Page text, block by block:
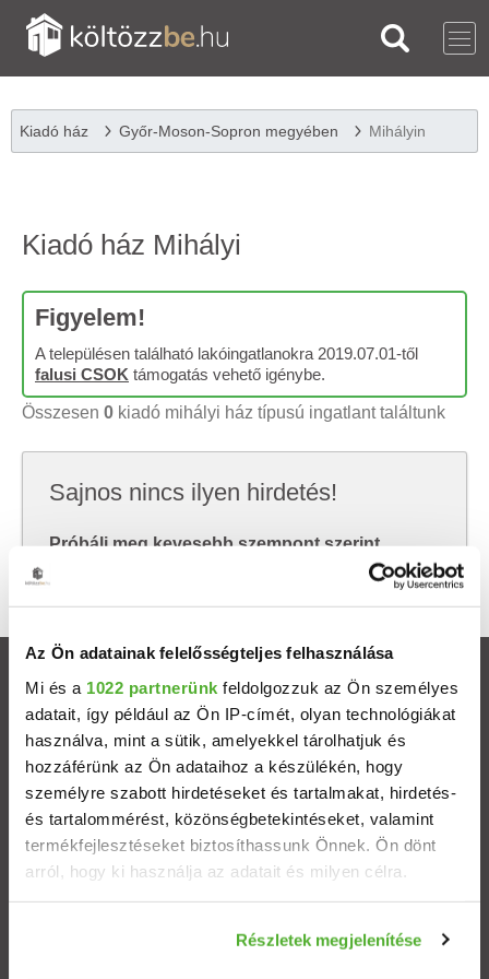
Az Ön adatainak felelősségteljes felhasználása
Mi és a 1022 partnerünk feldolgozzuk az Ön személyes
adatait, így például az Ön IP-címét, olyan technológiákat
használva, mint a sütik, amelyekkel tárolhatjuk és
hozzáférünk az Ön adataihoz a készülékén, hogy
személyre szabott hirdetéseket és tartalmakat, hirdetés-
és tartalommérést, közönségbetekintéseket, valamint
termékfejlesztéseket biztosíthassunk Önnek. Ön dönt
arról, hogy ki használja az adatait és milyen célra.
Információgyűjtés az Ön földrajzi elhelyezkedéséről
Részletek megjelenítése
Kiadó ház Győr-Moson-Sopron megyében Mihályin
Kiadó ház Mihályi
Figyelem!
A településen található lakóingatlanokra 2019.07.01-től
falusi CSOK támogatás vehető igénybe.
Összesen 0 kiadó mihályi ház típusú ingatlant találtunk
Sajnos nincs ilyen hirdetés!
Próbálj meg kevesebb szempont szerint
keresni, hátha akkor megtalálod, amit keresel.
Ingatlanok
Eladó házak
Eladó lakások
Települések